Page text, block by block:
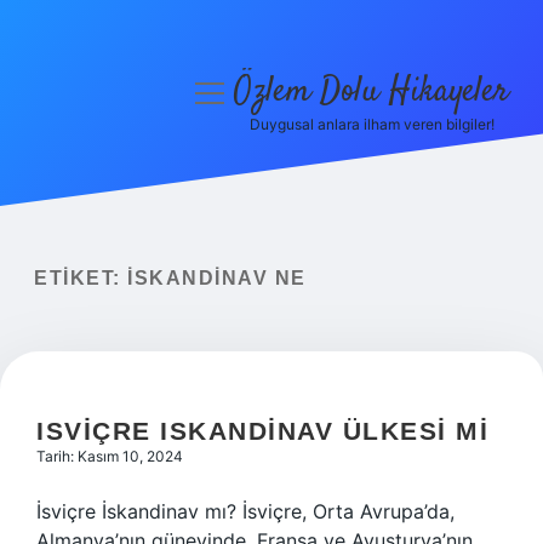
Yasal Uyarı
menüyüÖzlem Dolu Hikayeler
Duygusal anlara ilham veren bilgiler!
ETIKET: İSKANDINAV NE
ISVIÇRE ISKANDINAV ÜLKESI MI
Tarih: Kasım 10, 2024
İsviçre İskandinav mı? İsviçre, Orta Avrupa’da,